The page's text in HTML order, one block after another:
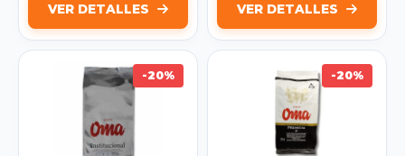
VER DETALLES VER DETALLES
-20% -20%